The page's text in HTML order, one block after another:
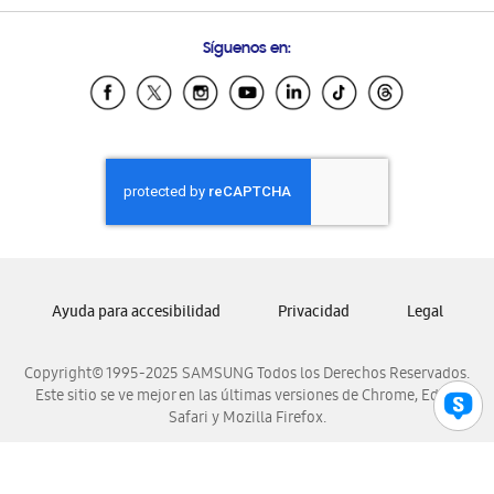
Samsung Ecuador
Samsung El Salvador
Samsung Honduras
Samsung Nicaragua
Samsung Panamá
Samsung Venezuela
Síguenos en:
Copyright© 1995-2025 SAMSUNG Todos los Derechos Reservados.
Este sitio se ve mejor en las últimas versiones de Chrome, Edge,
Safari y Mozilla Firefox.
Ayuda para accesibilidad Privacidad Legal